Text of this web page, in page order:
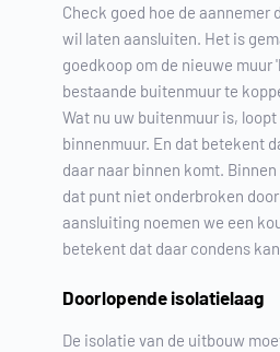
Check goed hoe de aannemer
wil laten aansluiten. Het is
goedkoop om de nieuwe muur
bestaande buitenmuur te
Wat nu uw buitenmuur is,
binnenmuur. En dat betekent
daar naar binnen komt.
dat punt niet onderbroken
aansluiting noemen we een
betekent dat daar condens
Doorlopende isolatielaag
De isolatie van de uitbouw